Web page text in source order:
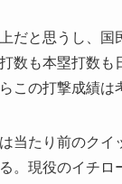
だと思うし、国
数も本塁打数も
この打撃成績は
当たり前のクイ
。現役のイチロ